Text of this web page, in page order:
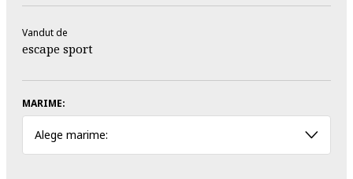
Vandut de
escape sport
MARIME:
Alege marime: